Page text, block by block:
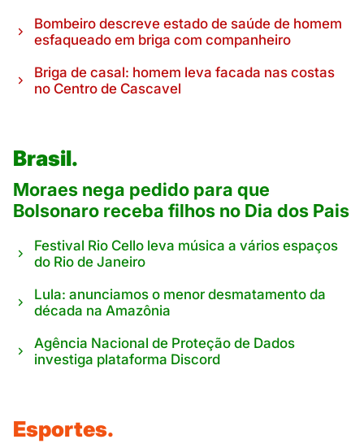
Bombeiro descreve estado de saúde de homem
esfaqueado em briga com companheiro
Briga de casal: homem leva facada nas costas
no Centro de Cascavel
Brasil.
Moraes nega pedido para que
Bolsonaro receba filhos no Dia dos Pais
Festival Rio Cello leva música a vários espaços
do Rio de Janeiro
Lula: anunciamos o menor desmatamento da
década na Amazônia
Agência Nacional de Proteção de Dados
investiga plataforma Discord
Esportes.